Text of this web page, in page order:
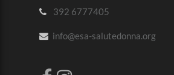
392 6777405
info@esa-salutedonna.org